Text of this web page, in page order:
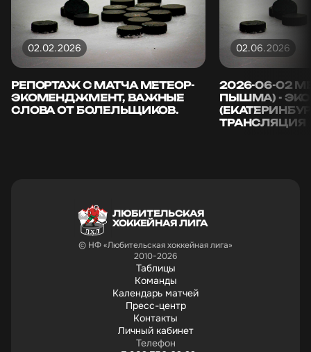
02.02.2026
РЕПОРТАЖ С МАТЧА МЕТЕОР-
ЭКОМЕНДЖМЕНТ, ВАЖНЫЕ
СЛОВА ОТ БОЛЕЛЬЩИКОВ.
02.06.2026
2026-06-02
ПЫШМА) -
ТРАНСЛЯЦИЯ
ЛЮБИТЕЛЬСКАЯ
ХОККЕЙНАЯ ЛИГА
© НФ «Любительская хоккейная лига»
2010-2026
Таблицы
Команды
Календарь матчей
Пресс-центр
Контакты
Личный кабинет
Телефон